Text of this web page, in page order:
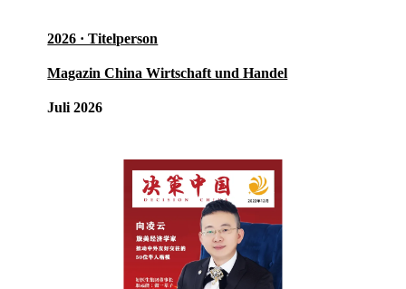
2026 · Titelperson
Magazin China Wirtschaft und Handel
Juli 2026